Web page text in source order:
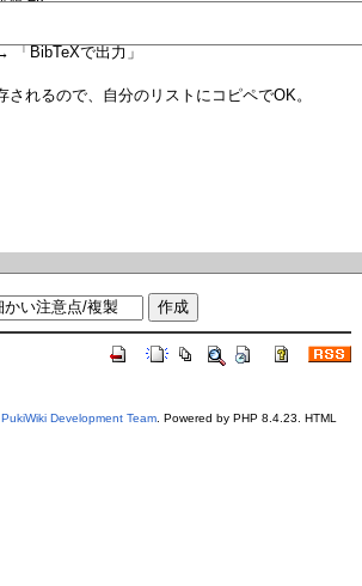
PukiWiki Development Team. Powered by PHP 8.4.23. HTML